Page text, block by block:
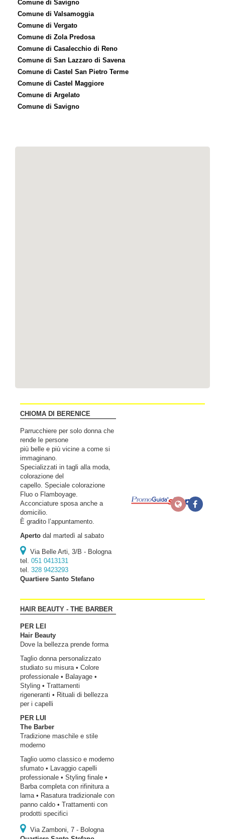
Comune di Savigno
Comune di Valsamoggia
Comune di Vergato
Comune di Zola Predosa
Comune di Casalecchio di Reno
Comune di San Lazzaro di Savena
Comune di Castel San Pietro Terme
Comune di Castel Maggiore
Comune di Argelato
Comune di Savigno
CHIOMA DI BERENICE
Parrucchiere per solo donna che
rende le persone
più belle e più vicine a come si
immaginano.
Specializzati in tagli alla moda,
colorazione del
capello. Speciale colorazione
Fluo o Flamboyage.
Acconciature sposa anche a
domicilio.
È gradito l’appuntamento.
Aperto dal martedì al sabato
Via Belle Arti, 3/B - Bologna
tel. 051 0413131
tel. 328 9423293
Quartiere Santo Stefano
HAIR BEAUTY - THE BARBER
PER LEI
Hair Beauty
Dove la bellezza prende forma
Taglio donna personalizzato
studiato su misura • Colore
professionale • Balayage •
Styling • Trattamenti
rigeneranti • Rituali di bellezza
per i capelli
PER LUI
The Barber
Tradizione maschile e stile
moderno
Taglio uomo classico e moderno
sfumato • Lavaggio capelli
professionale • Styling finale •
Barba completa con rifinitura a
lama • Rasatura tradizionale con
panno caldo • Trattamenti con
prodotti specifici
Via Zamboni, 7 - Bologna